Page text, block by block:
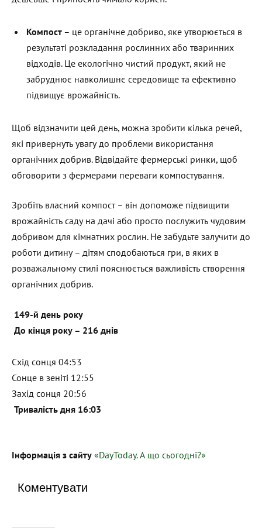
Компост – це органічне добриво, яке утворюється в
результаті розкладання рослинних або тваринних
відходів. Це екологічно чистий продукт, який не
забруднює навколишнє середовище та ефективно
підвищує врожайність.
Щоб відзначити цей день, можна зробити кілька речей,
які привернуть увагу до проблеми використання
органічних добрив. Відвідайте фермерські ринки, щоб
обговорити з фермерами переваги компостування.
Зробіть власний компост – він допоможе підвищити
врожайність саду на дачі або просто послужить чудовим
добривом для кімнатних рослин. Не забудьте залучити до
роботи дитину – дітям сподобаються гри, в яких в
розважальному стилі пояснюється важливість створення
органічних добрив.
149-й день року
До кінця року – 216 днів
Схід сонця 04:53
Сонце в зеніті 12:55
Захід сонця 20:56
Тривалість дня 16:03
Інформація з сайту «DayToday. А що сьогодні?»
Коментувати